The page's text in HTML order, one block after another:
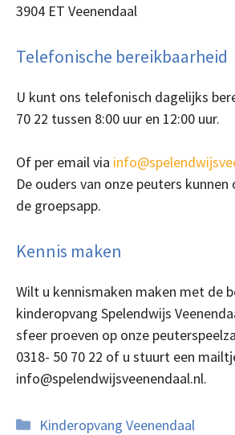
3904 ET Veenendaal
Telefonische bereikbaarheid
U kunt ons telefonisch dagelijks
70 22 tussen 8:00 uur en 12:00 uur.
Of per email via
De ouders van onze peuters kunnen
de groepsapp.
Kennis maken
Wilt u kennismaken maken met de
kinderopvang Spelendwijs
sfeer proeven op onze
0318- 50 70 22 of u stuurt een
info@spelendwijsveenendaal.nl.
Categorieën
Kinderopvang Veenendaal